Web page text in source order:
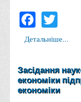
розвитку
Детальніше...
Засідання
економіки
економіки